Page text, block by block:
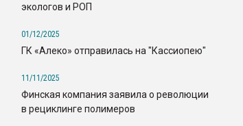
экологов и РОП
01/12/2025
ГК «Алеко» отправилась на "Кассиопею"
11/11/2025
Финская компания заявила о революции
в рециклинге полимеров